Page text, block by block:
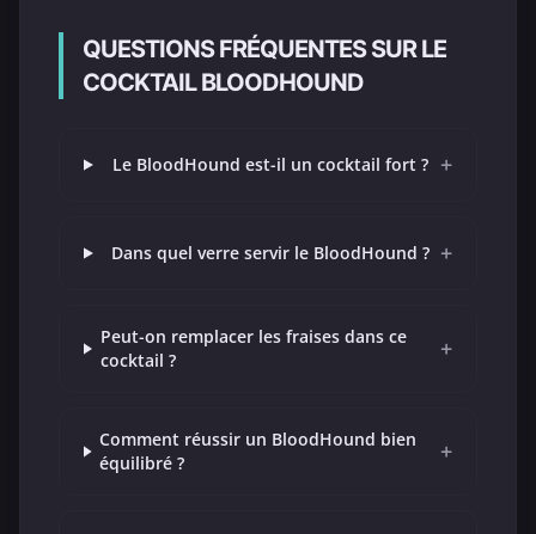
QUESTIONS FRÉQUENTES SUR LE
COCKTAIL BLOODHOUND
Le BloodHound est-il un cocktail fort ? +
Dans quel verre servir le BloodHound ? +
Peut-on remplacer les fraises dans ce
cocktail ?
+
Comment réussir un BloodHound bien
équilibré ?
+